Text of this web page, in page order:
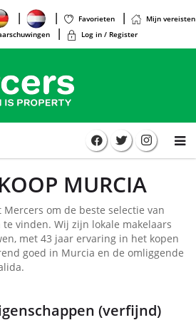
Favorieten
Mijn vereisten
Log in / Register
MURCIA
om de beste selectie van
vinden. Wij zijn lokale makelaars
met 43 jaar ervaring in het kopen
goed in Murcia en de omliggende
(verfijnd)